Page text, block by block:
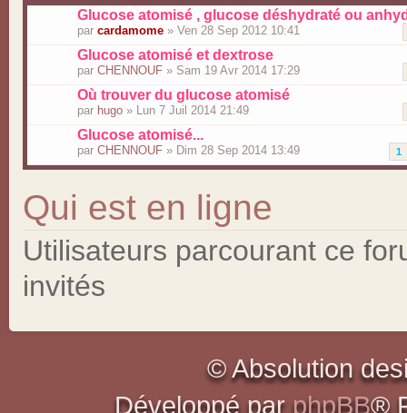
Glucose atomisé , glucose déshydraté ou
par cardamome » Ven 28 Sep 2012 10:41
Glucose atomisé et dextrose
par CHENNOUF » Sam 19 Avr 2014 17:29
Où trouver du glucose atomisé
par hugo » Lun 7 Juil 2014 21:49
Glucose atomisé...
1
par CHENNOUF » Dim 28 Sep 2014 13:49
Qui est en ligne
Utilisateurs parcourant ce
invités
© Absolution
Développé par phpBB®